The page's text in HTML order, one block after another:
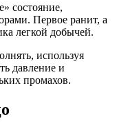
состояние,
Первое ранит, а
легкой добычей.
используя
давление и
промахов.